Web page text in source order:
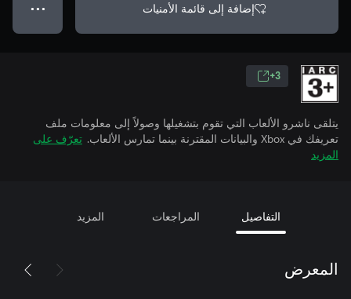
إضافة إلى قائمة الأمنيات ● ● ●
3+
يتلقى ناشرو الألعاب التي تقوم بتشغيلها وصولاً إلى معلومات ملف
تعريفك في Xbox والبيانات المقترنة بينما تمارس الألعاب.
تعرّف على
المزيد
التفاصيل المراجعات المزيد
المعرض